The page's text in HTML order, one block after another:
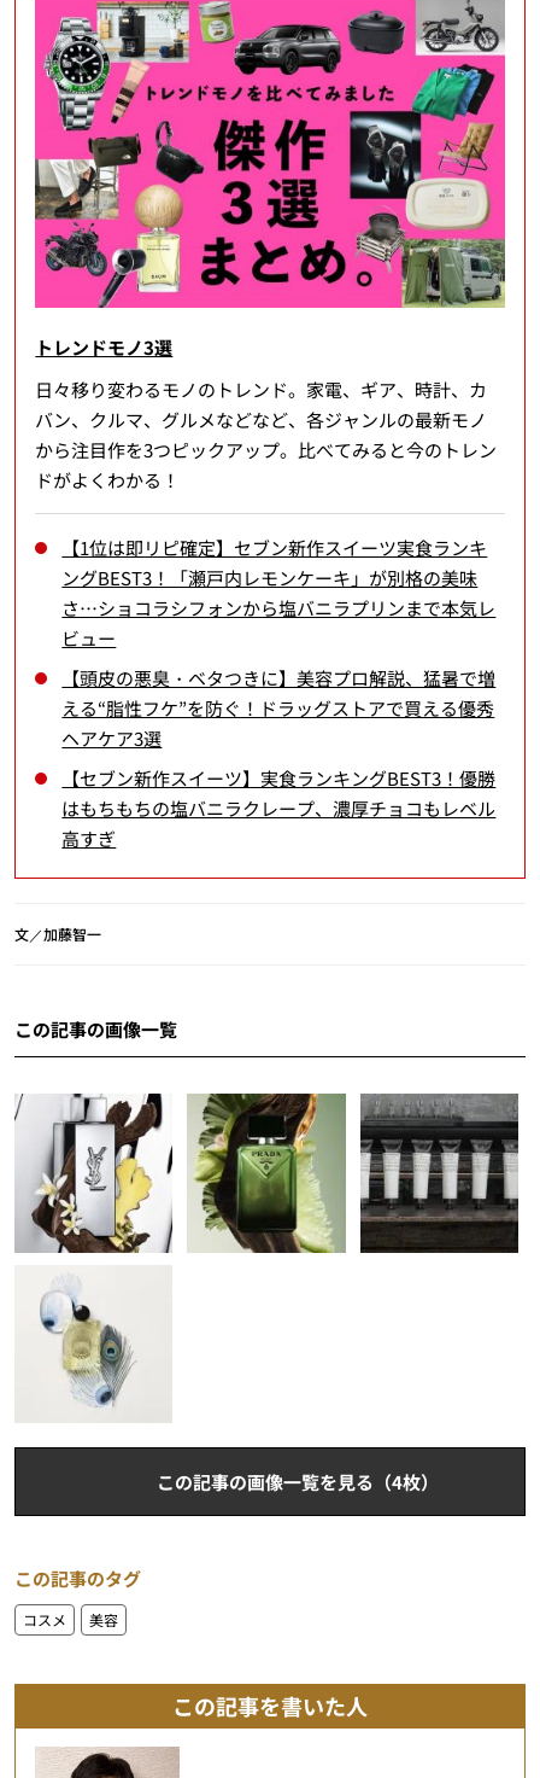
トレンドモノ3選
日々移り変わるモノのトレンド。家電、ギア、時計、カ
バン、クルマ、グルメなどなど、各ジャンルの最新モノ
から注目作を3つピックアップ。比べてみると今のトレン
ドがよくわかる！
【1位は即リピ確定】セブン新作スイーツ実食ランキ
ングBEST3！「瀬戸内レモンケーキ」が別格の美味
さ…ショコラシフォンから塩バニラプリンまで本気レ
ビュー
【頭皮の悪臭・ベタつきに】美容プロ解説、猛暑で増
える“脂性フケ”を防ぐ！ドラッグストアで買える優秀
ヘアケア3選
【セブン新作スイーツ】実食ランキングBEST3！優勝
はもちもちの塩バニラクレープ、濃厚チョコもレベル
高すぎ
文／加藤智一
この記事の画像一覧
この記事の画像一覧を見る（4枚）
この記事のタグ
コスメ 美容
この記事を書いた人